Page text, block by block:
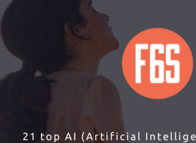
21 top AI (Artificial